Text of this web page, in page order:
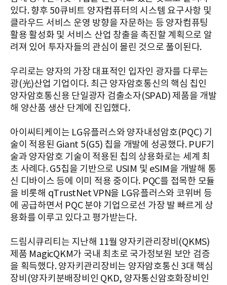
있다. 향후 50큐비트 양자컴퓨터의 시스템 요구사항 및
클라우드 서비스 운영 방향을 자문하는 등 양자컴퓨팅
활용 활성화 및 서비스 산업 창출을 촉진할 계획으로 알
려져 있어 투자자들의 관심이 몰린 것으로 풀이된다.
우리로는 양자의 가장 대표적인 입자인 광자를 다루는
광(光)산업 기업이다. 최근 양자암호통신의 핵심 칩인
양자암호통신용 단일광자 검출소자(SPAD) 제품을 개발
해 양산품 생산 단계에 진입했다.
아이씨티케이는 LG유플러스와 양자내성암호(PQC) 기
술이 적용된 Giant 5(G5) 칩을 개발에 성공했다. PUF기
술과 양자암호 기술이 적용된 칩의 상용화로는 세계 최
초 사례다. G5칩을 기반으로 USIM 및 eSIM을 개발해 통
신 디바이스 등에 이미 적용 중이다. PQC를 접목한 모듈
을 비롯해 qTrustNet VPN을 LG유플러스와 코위버 등
에 공급하면서 PQC 분야 기업으로선 가장 발 빠르게 상
용화를 이루고 있다고 평가받는다.
드림시큐리티는 지난해 11월 양자키관리장비(QKMS)
제품 MagicQKM가 국내 최초로 국가정보원 보안 검증
을 획득했다. 양자키관리장비는 양자암호통신 3대 핵심
장비(양자키분배장비인 QKD, 양자통신암호화장비인